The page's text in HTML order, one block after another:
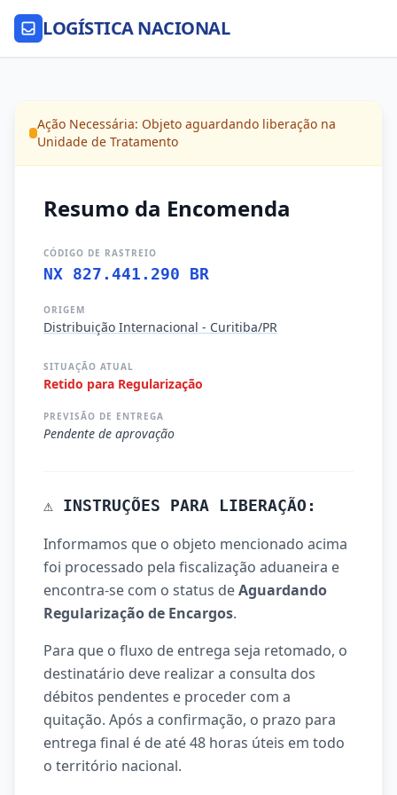
LOGÍSTICA NACIONAL
Ação Necessária: Objeto aguardando liberação na
Unidade de Tratamento
Resumo da Encomenda
CÓDIGO DE RASTREIO
NX 827.441.290 BR
ORIGEM
Distribuição Internacional - Curitiba/PR
SITUAÇÃO ATUAL
Retido para Regularização
PREVISÃO DE ENTREGA
Pendente de aprovação
⚠️ INSTRUÇÕES PARA LIBERAÇÃO:
Informamos que o objeto mencionado acima
foi processado pela fiscalização aduaneira e
encontra-se com o status deAguardando
Regularização de Encargos.
Para que o fluxo de entrega seja retomado, o
destinatário deve realizar a consulta dos
débitos pendentes e proceder com a
quitação. Após a confirmação, o prazo para
entrega final é de até 48 horas úteis em todo
o território nacional.